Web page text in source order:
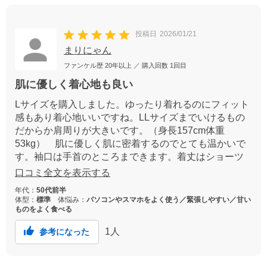
投稿日 2026/01/21
まりにゃん
ファンケル歴 20年以上 ／ 購入回数 1回目
肌に優しく着心地も良い
Lサイズを購入しました。ゆったり着れるのにフィット
感もあり着心地いいですね。LLサイズまでいけるもの
だからか肩周りが大きいです。（身長157cm体重
53kg） 肌に優しく肌に密着するのでとても温かいで
す。袖口は手首のところまできます。着丈はショーツ
がかくれるくらいの長さがありちょうどいいです。セ
りましたのでリピですぐにもう1枚注文しました。
口コミ全文を表示する
年代： 50代前半
体型： 標準 体悩み： パソコンやスマホをよく使う／緊張しやすい／甘い
ものをよく食べる
参考になった 1 人